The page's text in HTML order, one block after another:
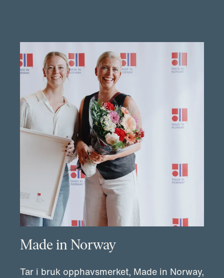
Made in Norway
Tar i bruk opphavsmerket, Made in Norway,